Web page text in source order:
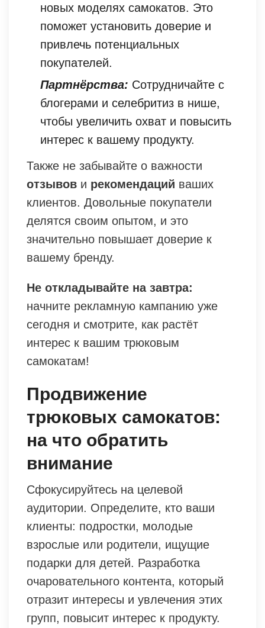
новых моделях самокатов. Это
поможет установить доверие и
привлечь потенциальных
покупателей.
Партнёрства: Сотрудничайте с
блогерами и селебритиз в нише,
чтобы увеличить охват и повысить
интерес к вашему продукту.
Также не забывайте о важности
отзывов и рекомендаций ваших
клиентов. Довольные покупатели
делятся своим опытом, и это
значительно повышает доверие к
вашему бренду.
Не откладывайте на завтра:
начните рекламную кампанию уже
сегодня и смотрите, как растёт
интерес к вашим трюковым
самокатам!
Продвижение
трюковых самокатов:
на что обратить
внимание
Сфокусируйтесь на целевой
аудитории. Определите, кто ваши
клиенты: подростки, молодые
взрослые или родители, ищущие
подарки для детей. Разработка
очаровательного контента, который
отразит интересы и увлечения этих
групп, повысит интерес к продукту.